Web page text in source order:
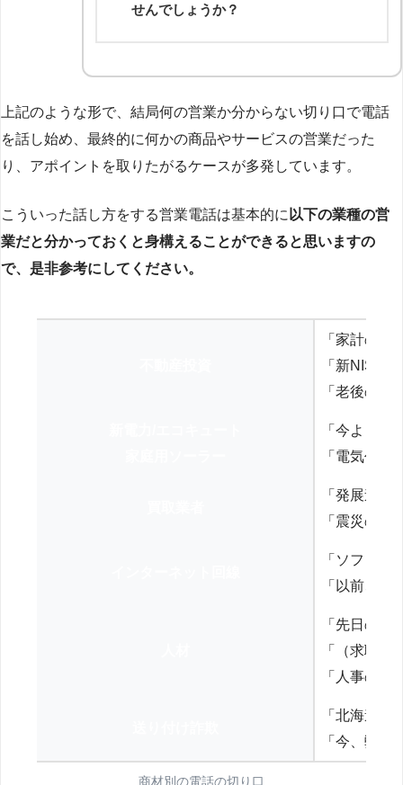
せんでしょうか？
上記のような形で、結局何の営業か分からない切り口で電話
を話し始め、最終的に何かの商品やサービスの営業だった
り、アポイントを取りたがるケースが多発しています。
こういった話し方をする営業電話は基本的に 以下の業種の営
業だと分かっておくと身構えることができると思いますの
で、是非参考にしてください。
「家計の見
「新NISA
「老後の
「今より
「電気代を
「発展途
「震災の
「ソフト
「以前、
「先日の
「（求職
「人事の方
「北海道
「今、弊
商材別の電話の切り口